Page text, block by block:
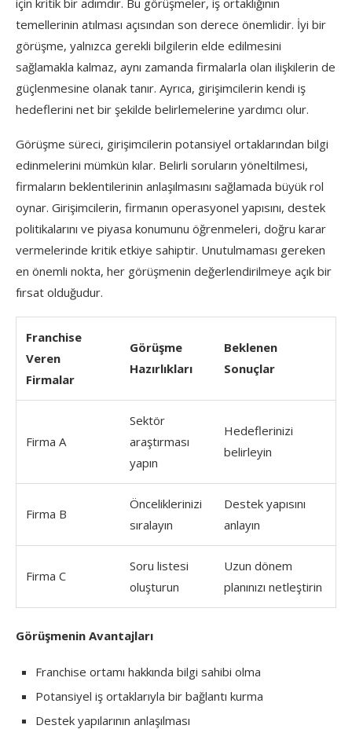
temellerinin atılması açısından son derece önemlidir. İyi bir
görüşme, yalnızca gerekli bilgilerin elde edilmesini
sağlamakla kalmaz, aynı zamanda firmalarla olan ilişkilerin de
güçlenmesine olanak tanır. Ayrıca, girişimcilerin kendi iş
hedeflerini net bir şekilde belirlemelerine yardımcı olur.
Görüşme süreci, girişimcilerin potansiyel ortaklarından bilgi
edinmelerini mümkün kılar. Belirli soruların yöneltilmesi,
firmaların beklentilerinin anlaşılmasını sağlamada büyük rol
oynar. Girişimcilerin, firmanın operasyonel yapısını, destek
politikalarını ve piyasa konumunu öğrenmeleri, doğru karar
vermelerinde kritik etkiye sahiptir. Unutulmaması gereken
en önemli nokta, her görüşmenin değerlendirilmeye açık bir
fırsat olduğudur.
Franchise
Veren
Firmalar
Görüşme
Hazırlıkları
Beklenen
Sonuçlar
Firma A
Sektör
araştırması
yapın
Hedeflerinizi
belirleyin
Firma B
Önceliklerinizi
sıralayın
Destek yapısını
anlayın
Firma C
Soru listesi
oluşturun
Uzun dönem
planınızı netleştirin
Görüşmenin Avantajları
Franchise ortamı hakkında bilgi sahibi olma
Potansiyel iş ortaklarıyla bir bağlantı kurma
Destek yapılarının anlaşılması